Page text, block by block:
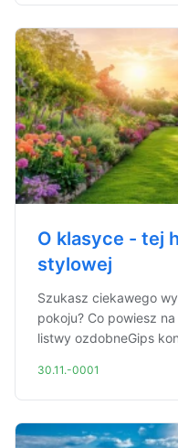
O klasyce - tej
stylowej
Szukasz ciekawego
pokoju? Co powiesz
listwy ozdobneGips
30.11.-0001